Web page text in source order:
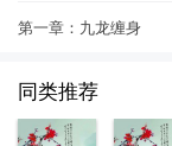
第一章：九龙缠身
同类推荐